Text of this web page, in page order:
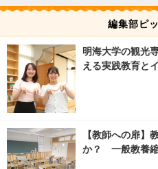
編集部ピ
明海大学の観光
える実践教育と
【教師への扉】
か？ 一般教養